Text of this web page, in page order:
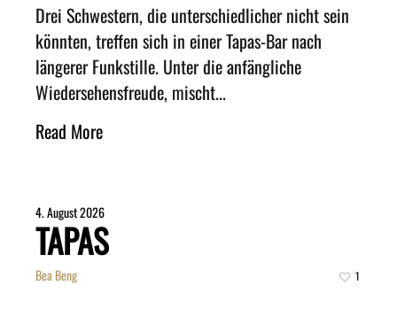
Drei Schwestern, die unterschiedlicher nicht sein
könnten, treffen sich in einer Tapas-Bar nach
längerer Funkstille. Unter die anfängliche
Wiedersehensfreude, mischt...
Read More
4. August 2026
TAPAS
Bea Beng 1